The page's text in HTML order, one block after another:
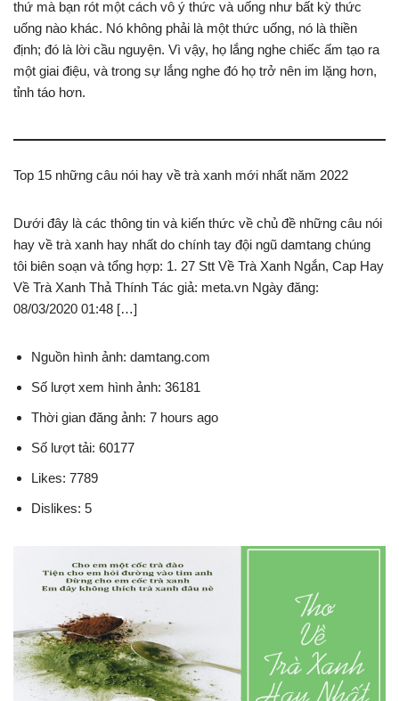
thứ mà bạn rót một cách vô ý thức và uống như bất kỳ thức
uống nào khác. Nó không phải là một thức uống, nó là thiền
định; đó là lời cầu nguyện. Vì vậy, họ lắng nghe chiếc ấm tạo ra
một giai điệu, và trong sự lắng nghe đó họ trở nên im lặng hơn,
tỉnh táo hơn.
Top 15 những câu nói hay về trà xanh mới nhất năm 2022
Dưới đây là các thông tin và kiến thức về chủ đề những câu nói
hay về trà xanh hay nhất do chính tay đội ngũ damtang chúng
tôi biên soạn và tổng hợp: 1. 27 Stt Về Trà Xanh Ngắn, Cap Hay
Về Trà Xanh Thả Thính Tác giả: meta.vn Ngày đăng:
08/03/2020 01:48 […]
Nguồn hình ảnh: damtang.com
Số lượt xem hình ảnh: 36181
Thời gian đăng ảnh: 7 hours ago
Số lượt tải: 60177
Likes: 7789
Dislikes: 5